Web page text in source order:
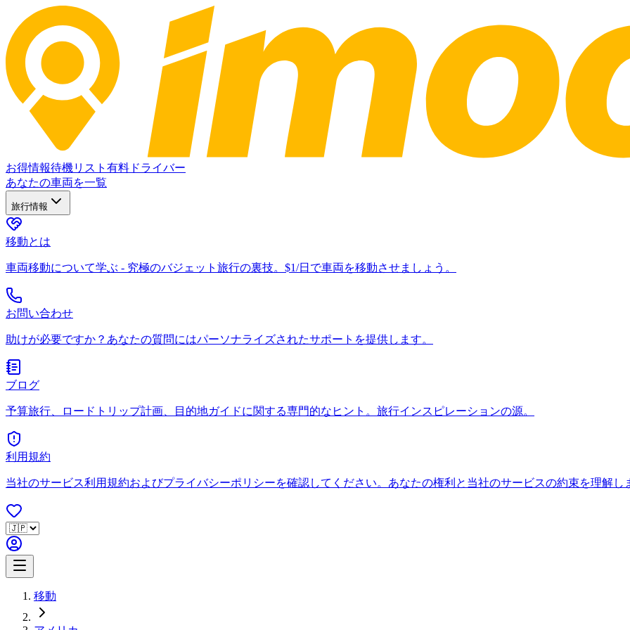
お得情報待機リスト 有料ドライバー
あなたの車両を一覧
旅行情報
移動とは
車両移動について学ぶ - 究極のバジェット旅行の裏技。$1/日で車両を移動させましょう。
お問い合わせ
助けが必要ですか？あなたの質問にはパーソナライズされたサポートを提供します。
ブログ
予算旅行、ロードトリップ計画、目的地ガイドに関する専門的なヒント。旅行インスピレーションの源。
利用規約
当社のサービス利用規約およびプライバシーポリシーを確認してください。あなたの権利と当社のサービスの約束を理解し
移動